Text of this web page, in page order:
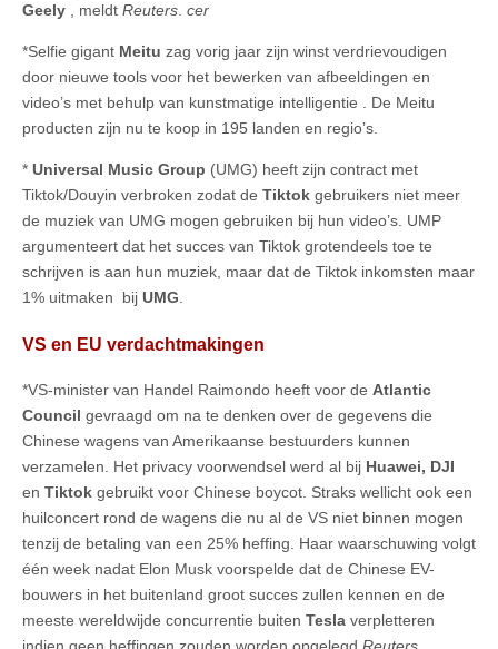
Geely , meldt Reuters. cer
*Selfie gigant Meitu zag vorig jaar zijn winst verdrievoudigen
door nieuwe tools voor het bewerken van afbeeldingen en
video’s met behulp van kunstmatige intelligentie . De Meitu
producten zijn nu te koop in 195 landen en regio’s.
* Universal Music Group (UMG) heeft zijn contract met
Tiktok/Douyin verbroken zodat de Tiktok gebruikers niet meer
de muziek van UMG mogen gebruiken bij hun video’s. UMP
argumenteert dat het succes van Tiktok grotendeels toe te
schrijven is aan hun muziek, maar dat de Tiktok inkomsten maar
1% uitmaken bij UMG.
VS en EU verdachtmakingen
*VS-minister van Handel Raimondo heeft voor de Atlantic
Council gevraagd om na te denken over de gegevens die
Chinese wagens van Amerikaanse bestuurders kunnen
verzamelen. Het privacy voorwendsel werd al bij Huawei, DJI
en Tiktok gebruikt voor Chinese boycot. Straks wellicht ook een
huilconcert rond de wagens die nu al de VS niet binnen mogen
tenzij de betaling van een 25% heffing. Haar waarschuwing volgt
één week nadat Elon Musk voorspelde dat de Chinese EV-
bouwers in het buitenland groot succes zullen kennen en de
meeste wereldwijde concurrentie buiten Tesla verpletteren